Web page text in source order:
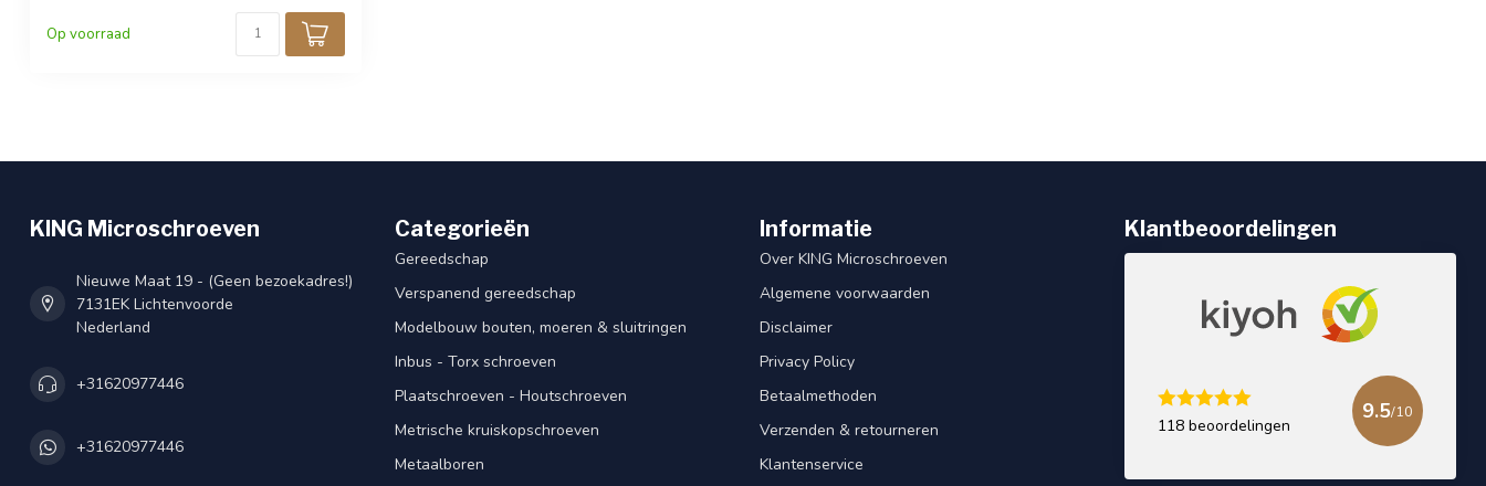
Op voorraad
KING Microschroeven
Nieuwe Maat 19 - (Geen bezoekadres!)
7131EK Lichtenvoorde
Nederland
+31620977446
+31620977446
Categorieën
Gereedschap
Verspanend gereedschap
Modelbouw bouten, moeren & sluitringen
Inbus - Torx schroeven
Plaatschroeven - Houtschroeven
Metrische kruiskopschroeven
Metaalboren
Informatie
Over KING Microschroeven
Algemene voorwaarden
Disclaimer
Privacy Policy
Betaalmethoden
Verzenden & retourneren
Klantenservice
Klantbeoordelingen
118 beoordelingen
9.5/10